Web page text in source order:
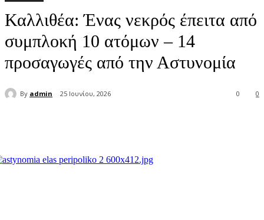
Καλλιθέα: Ένας νεκρός έπειτα από
συμπλοκή 10 ατόμων – 14
προσαγωγές από την Αστυνομία
By admin 25 Ιουνίου, 2026 0
0